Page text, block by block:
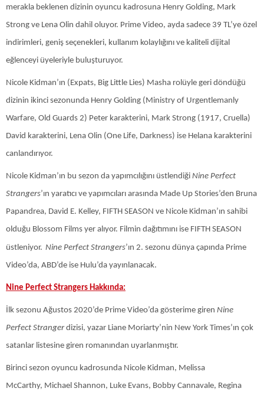
merakla beklenen dizinin oyuncu kadrosuna Henry Golding, Mark
Strong ve Lena Olin dahil oluyor. Prime Video, ayda sadece 39 TL’ye özel
indirimleri, geniş seçenekleri, kullanım kolaylığını ve kaliteli dijital
eğlenceyi üyeleriyle buluşturuyor.
Nicole Kidman’ın (Expats, Big Little Lies) Masha rolüyle geri döndüğü
dizinin ikinci sezonunda Henry Golding (Ministry of Urgentlemanly
Warfare, Old Guards 2) Peter karakterini, Mark Strong (1917, Cruella)
David karakterini, Lena Olin (One Life, Darkness) ise Helana karakterini
canlandırıyor.
Nicole Kidman’ın bu sezon da yapımcılığını üstlendiği Nine Perfect
Strangers’ın yaratıcı ve yapımcıları arasında Made Up Stories’den Bruna
Papandrea, David E. Kelley, FIFTH SEASON ve Nicole Kidman’ın sahibi
olduğu Blossom Films yer alıyor. Filmin dağıtımını ise FIFTH SEASON
üstleniyor. Nine Perfect Strangers’ın 2. sezonu dünya çapında Prime
Video’da, ABD’de ise Hulu’da yayınlanacak.
Nine Perfect Strangers Hakkında:
İlk sezonu Ağustos 2020’de Prime Video’da gösterime giren Nine
Perfect Strangerdizisi, yazar Liane Moriarty’nin New York Times’ın çok
satanlar listesine giren romanından uyarlanmıştır.
Birinci sezon oyuncu kadrosunda Nicole Kidman, Melissa
McCarthy, Michael Shannon, Luke Evans, Bobby Cannavale, Regina